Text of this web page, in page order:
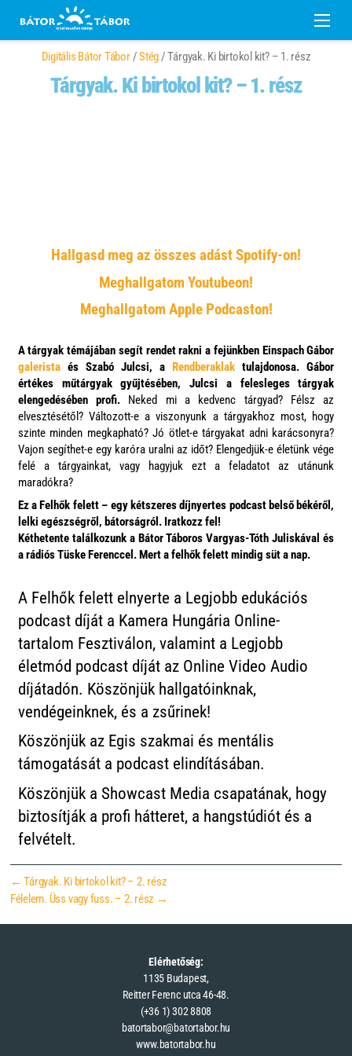
Digitális Bátor Tábor/Stég/ Tárgyak. Ki birtokol kit? – 1. rész
Tárgyak. Ki birtokol kit? – 1. rész
Hallgasd meg az összes adást Spotify-on!
Meghallgatom Youtubeon!
Meghallgatom Apple Podcaston!
A tárgyak témájában segít rendet rakni a fejünkben Einspach Gábor
galerista és Szabó Julcsi, aRendberaklaktulajdonosa. Gábor
értékes műtárgyak gyűjtésében, Julcsi a felesleges tárgyak
elengedésében profi. Neked mi a kedvenc tárgyad? Félsz az
elvesztésétől? Változott-e a viszonyunk a tárgyakhoz most, hogy
szinte minden megkapható? Jó ötlet-e tárgyakat adni karácsonyra?
Vajon segíthet-e egy karóra uralni az időt? Elengedjük-e életünk vége
felé a tárgyainkat, vagy hagyjuk ezt a feladatot az utánunk
maradókra?
Ez a Felhők felett – egy kétszeres díjnyertes podcast belső békéről,
lelki egészségről, bátorságról. Iratkozz fel!
Kéthetente találkozunk a Bátor Táboros Vargyas-Tóth Juliskával és
a rádiós Tüske Ferenccel. Mert a felhők felett mindig süt a nap.
A Felhők felett elnyerte a Legjobb edukációs
podcast díját a Kamera Hungária Online-
tartalom Fesztiválon, valamint a Legjobb
életmód podcast díját az Online Video Audio
díjátadón. Köszönjük hallgatóinknak,
vendégeinknek, és a zsűrinek!
Köszönjük az Egis szakmai és mentális
támogatását a podcast elindításában.
Köszönjük a Showcast Media csapatának, hogy
biztosítják a profi hátteret, a hangstúdiót és a
felvételt.
← Tárgyak. Ki birtokol kit? – 2. rész
Félelem. Üss vagy fuss. – 2. rész →
Elérhetőség:
1135 Budapest,
Reitter Ferenc utca 46-48.
(+36 1) 302 8808
batortabor@batortabor.hu
www.batortabor.hu